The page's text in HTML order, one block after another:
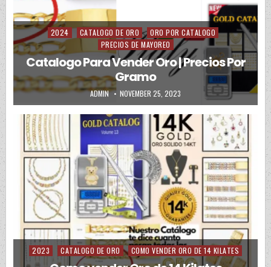
Posted in
2024 CATALOGO DE ORO
ORO POR CATALOGO
PRECIOS DE MAYOREO
Catalogo Para Vender Oro | Precios Por
Gramo
AUTHOR:
ADMIN PUBLISHED DATE:
NOVEMBER 25, 2023
Posted in
2023 CATALOGO DE ORO COMO VENDER ORO DE 14 KILATES